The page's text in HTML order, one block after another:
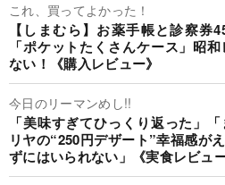
これ、買ってよかった！
【しまむら】お薬手帳と診察券
「ポケットたくさんケース」昭
ない！《購入レビュー》
今日のリーマンめし!!
「美味すぎてひっくり返った」
リヤの“250円デザート”幸福感が
ずにはいられない」《実食レビュー